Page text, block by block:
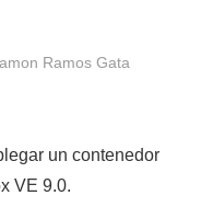
Ramos Gata
un contenedor
VE 9.0.